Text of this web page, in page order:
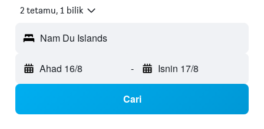
2 tetamu, 1 bilik
Nam Du Islands
Ahad 16/8 - Isnin 17/8
Cari